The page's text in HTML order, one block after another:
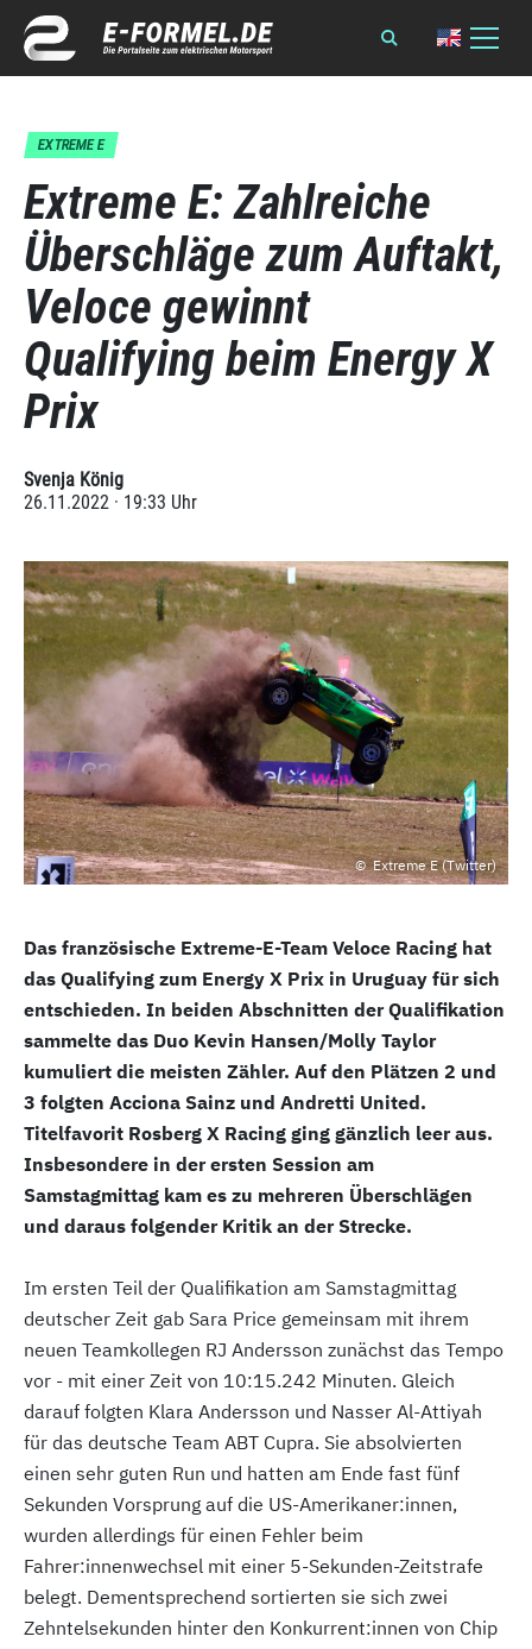
EXTREME E
Extreme E: Zahlreiche
Überschläge zum Auftakt,
Veloce gewinnt
Qualifying beim Energy X
Prix
Svenja König
26.11.2022 · 19:33 Uhr
Extreme E (Twitter)
Das französische Extreme-E-Team Veloce Racing hat
das Qualifying zum Energy X Prix in Uruguay für sich
entschieden. In beiden Abschnitten der Qualifikation
sammelte das Duo Kevin Hansen/Molly Taylor
kumuliert die meisten Zähler. Auf den Plätzen 2 und
3 folgten Acciona Sainz und Andretti United.
Titelfavorit Rosberg X Racing ging gänzlich leer aus.
Insbesondere in der ersten Session am
Samstagmittag kam es zu mehreren Überschlägen
und daraus folgender Kritik an der Strecke.
Im ersten Teil der Qualifikation am Samstagmittag
deutscher Zeit gab Sara Price gemeinsam mit ihrem
neuen Teamkollegen RJ Andersson zunächst das Tempo
vor - mit einer Zeit von 10:15.242 Minuten. Gleich
darauf folgten Klara Andersson und Nasser Al-Attiyah
für das deutsche Team ABT Cupra. Sie absolvierten
einen sehr guten Run und hatten am Ende fast fünf
Sekunden Vorsprung auf die US-Amerikaner:innen,
wurden allerdings für einen Fehler beim
Fahrer:innenwechsel mit einer 5-Sekunden-Zeitstrafe
belegt. Dementsprechend sortierten sie sich zwei
Zehntelsekunden hinter den Konkurrent:innen von Chip